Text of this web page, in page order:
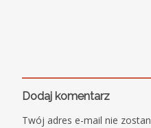
Dodaj komentarz
Twój adres e-mail nie